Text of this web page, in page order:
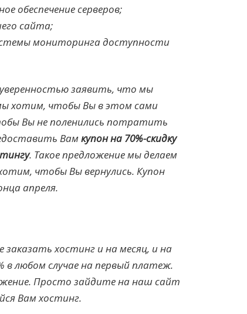
обеспечение серверов;
сайта;
мониторинга доступности
заявить, что мы
хотим, чтобы Вы в этом сами
Вы не поленились потратить
Вамкупон на 70%-скидку
. Такое предложение мы делаем
чтобы Вы вернулись. Купон
апреля.
хостинг и на месяц, и на
в любом случае на первый платеж.
Просто зайдите на наш сайт
Вам хостинг.